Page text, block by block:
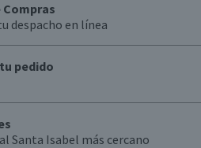
despacho en línea
pedido
Santa Isabel más cercano